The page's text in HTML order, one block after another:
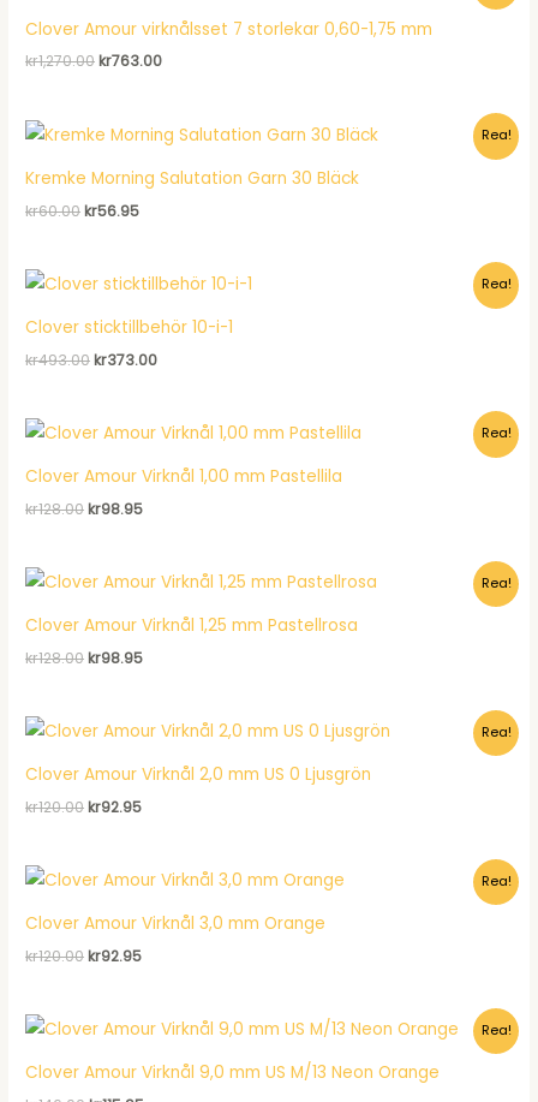
Clover Amour virknålsset 7 storlekar 0,60-1,75 mm
kr1,270.00Det
kr1,270.00.
kr763.00Det
kr763.00.
Rea!
Kremke Morning Salutation Garn 30 Bläck
kr60.00Det
kr60.00.
kr56.95Det
kr56.95.
Rea!
Clover sticktillbehör 10-i-1
kr493.00Det
kr493.00.
kr373.00Det
kr373.00.
Rea!
Clover Amour Virknål 1,00 mm Pastellila
kr128.00Det
kr128.00.
kr98.95Det
kr98.95.
Rea!
Clover Amour Virknål 1,25 mm Pastellrosa
kr128.00Det
kr128.00.
kr98.95Det
kr98.95.
Rea!
Clover Amour Virknål 2,0 mm US 0 Ljusgrön
kr120.00Det
kr120.00.
kr92.95Det
kr92.95.
Rea!
Clover Amour Virknål 3,0 mm Orange
kr120.00Det
kr120.00.
kr92.95Det
kr92.95.
Rea!
Clover Amour Virknål 9,0 mm US M/13 Neon Orange